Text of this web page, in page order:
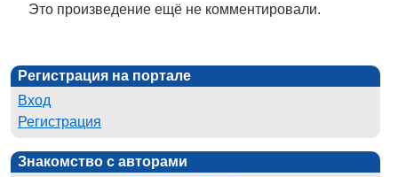
Это произведение ещё не комментировали.
Регистрация на портале
Вход
Регистрация
Знакомство с авторами